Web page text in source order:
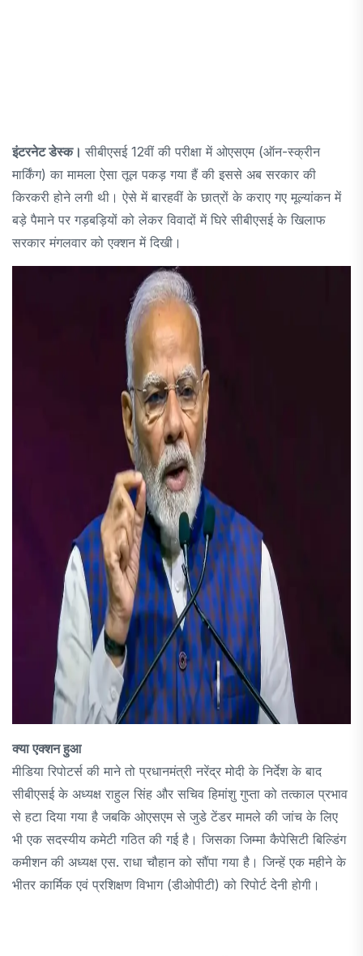
इंटरनेट डेस्क। सीबीएसई 12वीं की परीक्षा में ओएसएम (ऑन-स्क्रीन
मार्किंग) का मामला ऐसा तूल पकड़ गया हैं की इससे अब सरकार की
किरकरी होने लगी थी। ऐसे में बारहवीं के छात्रों के कराए गए मूल्यांकन में
बड़े पैमाने पर गड़बड़ियों को लेकर विवादों में घिरे सीबीएसई के खिलाफ
सरकार मंगलवार को एक्शन में दिखी।
क्या एक्शन हुआ
मीडिया रिपोटर्स की माने तो प्रधानमंत्री नरेंद्र मोदी के निर्देश के बाद
सीबीएसई के अध्यक्ष राहुल सिंह और सचिव हिमांशु गुप्ता को तत्काल प्रभाव
से हटा दिया गया है जबकि ओएसएम से जुडे टेंडर मामले की जांच के लिए
भी एक सदस्यीय कमेटी गठित की गई है। जिसका जिम्मा कैपेसिटी बिल्डिंग
कमीशन की अध्यक्ष एस. राधा चौहान को सौंपा गया है। जिन्हें एक महीने के
भीतर कार्मिक एवं प्रशिक्षण विभाग (डीओपीटी) को रिपोर्ट देनी होगी।